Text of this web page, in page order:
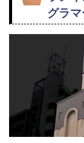
グラマ